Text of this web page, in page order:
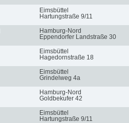
Eimsbüttel
Hartungstraße 9/11
Hamburg-Nord
Eppendorfer Landstraße 30
Eimsbüttel
Hagedornstraße 18
Eimsbüttel
Grindelweg 4a
Hamburg-Nord
Goldbekufer 42
Eimsbüttel
Hartungstraße 9/11